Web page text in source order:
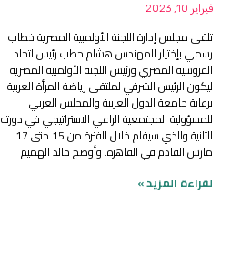
فبراير 10, 2023
تلقى مجلس إدارة اللجنة الأولمبية المصرية خطاب
رسمي بإختيار المهندس هشام حطب رئيس اتحاد
الفروسية المصري ورئيس اللجنة الأولمبية المصرية
ليكون الرئيس الشرفي لملتقى رياضة المرأة العربية
برعاية جامعة الدول العربية والمجلس العربي
للمسؤولية المجتمعية الراعي الاستراتيجي في دورته
الثانية والذي سيقام خلال الفترة من 15 حتى 17
مارس القادم في القاهرة. وأوضح خالد الهميم
لقراءة المزيد »